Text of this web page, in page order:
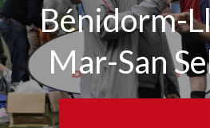
Bénidorm-
Mar-San